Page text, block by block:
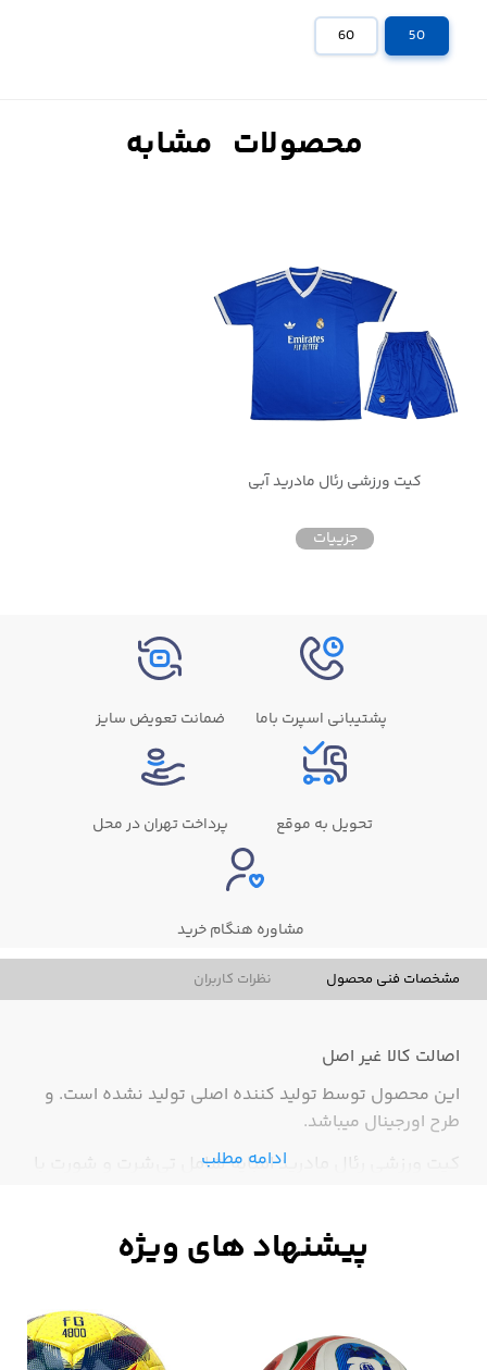
50
60
کیت ورزشی رئال مادرید آبی
جزییات
پشتیبانی اسپرت باما ضمانت تعویض سایز
تحویل به موقع پرداخت تهران در محل
مشاوره هنگام خرید
مشخصات فنی محصول نظرات کاربران
اصالت کالا غیر اصل
این محصول توسط تولید کننده اصلی تولید نشده است. و
طرح اورجینال میباشد.
کیت ورزشی رئال مادرید امباپه شامل تی‌شرت و شورت با
بازیکن ستاره، Kylian Mbappé است. این ست از پارچه‌ای
سبک، خنک و تنفس‌پذیر ساخته شده تا راحتی و آزادی
حرکت کامل را هنگام تمرین یا بازی فراهم کند. لوگوی
رسمی رئال مادرید و چاپ نام و شماره امباپه بر روی
ادامه مطلب